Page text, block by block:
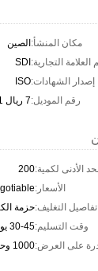
مكان المنشأ:الصين
العلامة التجارية:SDI
إصدار الشهادات:ISO
رقم الموديل:7 ريال 311
الأدنى لكمية:200
الأسعار:
تفاصيل التغليف:حزمة
وقت التسليم:30-45 يوما
على العرض:1000 وحدة شهريا